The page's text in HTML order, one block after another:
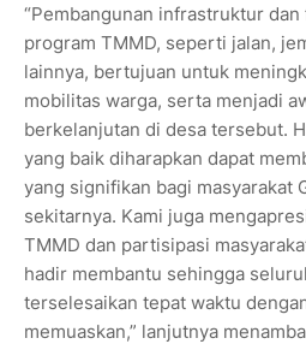
“Pembangunan infrastruktur
program TMMD, seperti jalan,
lainnya, bertujuan untuk
mobilitas warga, serta menjadi
berkelanjutan di desa tersebut.
yang baik diharapkan dapat
yang signifikan bagi masyarakat
sekitarnya. Kami juga
TMMD dan partisipasi
hadir membantu sehingga
terselesaikan tepat waktu
memuaskan,” lanjutnya